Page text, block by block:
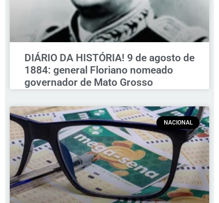
DIÁRIO DA HISTÓRIA! 9 de agosto de
1884: general Floriano nomeado
governador de Mato Grosso
NACIONAL